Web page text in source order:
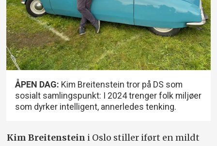
ÅPEN DAG: Kim Breitenstein tror på DS som
sosialt samlingspunkt: I 2024 trenger folk miljøer
som dyrker intelligent, annerledes tenking.
Kim Breitenstein i Oslo stiller iført en mildt